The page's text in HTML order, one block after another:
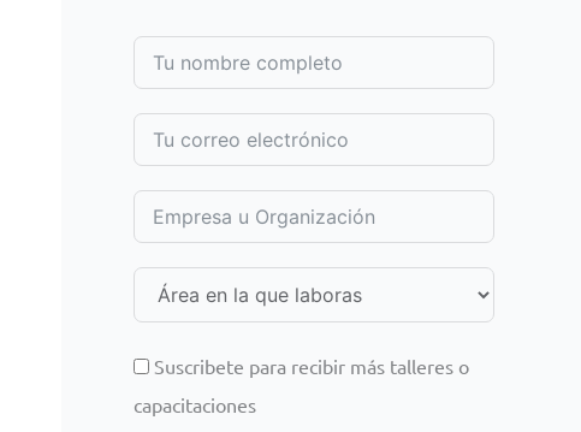
Suscribete para recibir más talleres o
capacitaciones